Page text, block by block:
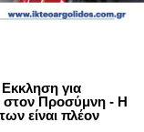
για
στον Προσύμνη - Η
είναι πλέον